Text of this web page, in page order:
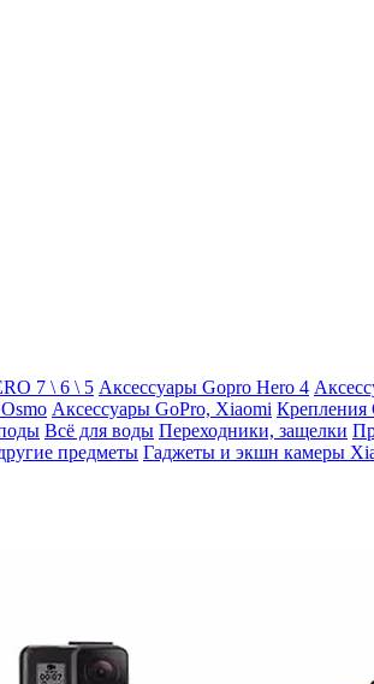
7 \ 6 \ 5 Аксессуары Gopro Hero 4
Аксессуары GoPro, Xiaomi Крепления
Всё для воды Переходники, защелки
предметы Гаджеты и экшн камеры